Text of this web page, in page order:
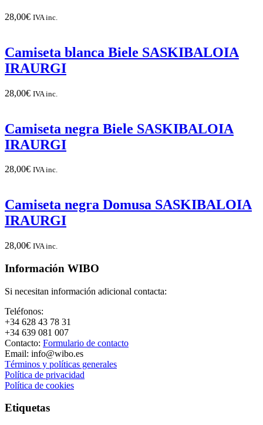
28,00€ IVA inc.
Camiseta blanca Biele SASKIBALOIA
IRAURGI
28,00€ IVA inc.
Camiseta negra Biele SASKIBALOIA
IRAURGI
28,00€ IVA inc.
Camiseta negra Domusa SASKIBALOIA
IRAURGI
28,00€ IVA inc.
Información WIBO
Si necesitan información adicional contacta:
Teléfonos:
+34 628 43 78 31
+34 639 081 007
Contacto: Formulario de contacto
Email: info@wibo.es
Términos y políticas generales
Política de privacidad
Política de cookies
Etiquetas